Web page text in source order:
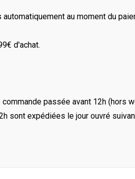
au moment du
d'achat.
passée avant 12h (hors
sont expédiées le jour ouvré